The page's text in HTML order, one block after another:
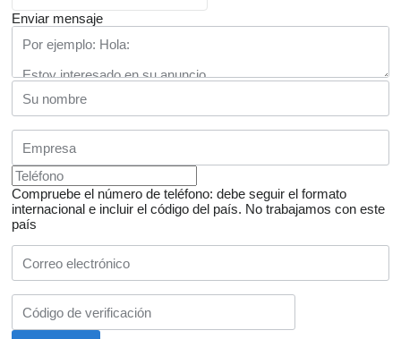
Enviar mensaje
Compruebe el número de teléfono: debe seguir el formato
internacional e incluir el código del país. No trabajamos con este
país